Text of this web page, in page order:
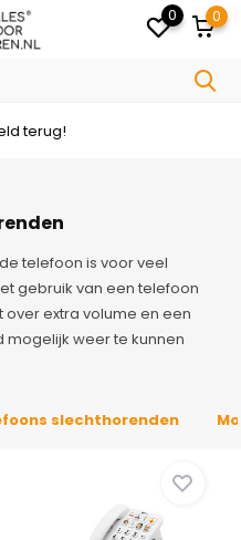
0 0
v.a. €35.- in NL
telefoon is voor veel
gebruik van een telefoon
extra volume en een
mogelijk weer te kunnen
slechthorenden